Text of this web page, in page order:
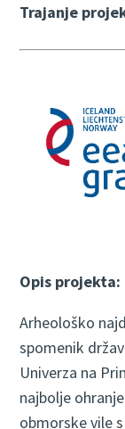
Trajanje
Opis projekta:
Arheološko
spomenik
Univerza na
najbolje
obmorske vile